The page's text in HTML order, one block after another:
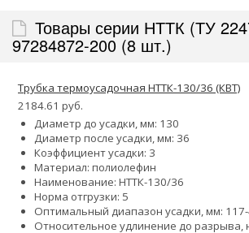
Товары серии НТТК (ТУ
97284872-200 (8 шт.)
Трубка термоусадочная НТТК-130/36 (КВТ)
2184.61 руб.
Диаметр до усадки, мм: 130
Диаметр после усадки, мм: 36
Коэффициент усадки: 3
Материал: полиолефин
Наименование: НТТК-130/36
Норма отгрузки: 5
Оптимальный диапазон усадки, мм:
Относительное удлинение до разрыва,